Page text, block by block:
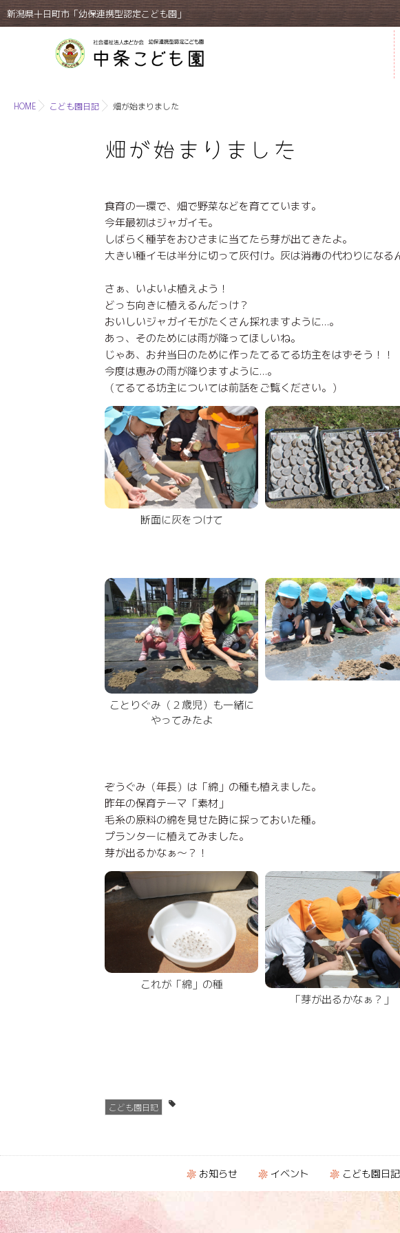
新潟県十日町市「幼保連携型認定こども園」
HOME こども園日記 畑が始まりました
畑が始まりました
食育の一環で、畑で野菜などを育てています。
今年最初はジャガイモ。
しばらく種芋をおひさまに当てたら芽が出てきたよ。
大きい種イモは半分に切って灰付け。灰は消毒の代わりになる
さぁ、いよいよ植えよう！
どっち向きに植えるんだっけ？
おいしいジャガイモがたくさん採れますように…。
あっ、そのためには雨が降ってほしいね。
じゃあ、お弁当日のために作ったてるてる坊主をはずそう！！
今度は恵みの雨が降りますように…。
（てるてる坊主については前話をご覧ください。）
断面に灰をつけて
ことりぐみ（２歳児）も一緒に
やってみたよ
ぞうぐみ（年長）は「綿」の種も植えました。
昨年の保育テーマ「素材」
毛糸の原料の綿を見せた時に採っておいた種。
プランターに植えてみました。
芽が出るかなぁ～？！
これが「綿」の種
「芽が出るかなぁ？」
こども園日記
お知らせ イベント こども園日記